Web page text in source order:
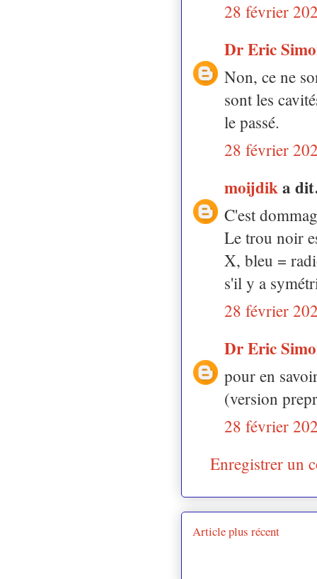
28 février
Dr Eric
Non, ce ne
sont les
le passé.
28 février
moijdika
C'est
Le trou noir
X, bleu =
s'il y a
28 février
Dr Eric
pour en
(version
28 février
Enregistrer un
Article plus récent